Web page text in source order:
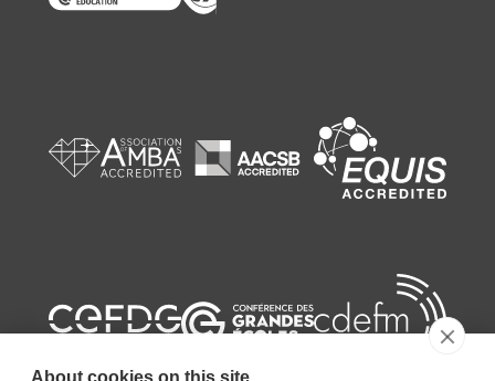
About cookies on this site